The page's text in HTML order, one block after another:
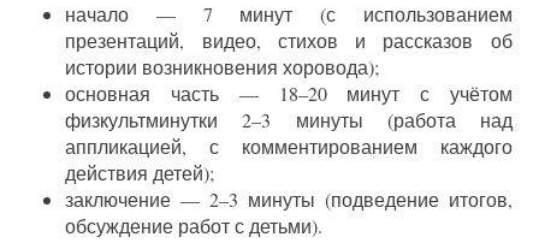
начало — 7 минут (с использованием
презентаций, видео, стихов и рассказов об
истории возникновения хоровода);
основная часть — 18–20 минут с учётом
физкультминутки 2–3 минуты (работа над
аппликацией, с комментированием каждого
действия детей);
заключение — 2–3 минуты (подведение итогов,
обсуждение работ с детьми).